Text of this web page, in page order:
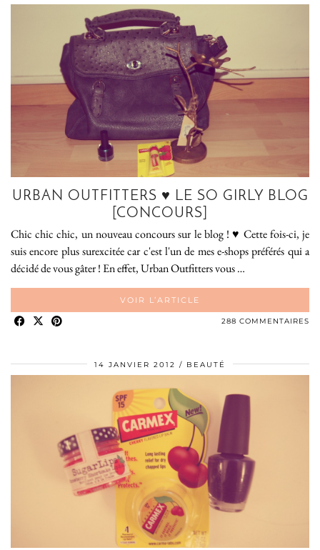
URBAN OUTFITTERS ♥ LE SO GIRLY BLOG
[CONCOURS]
Chic chic chic, un nouveau concours sur le blog ! ♥ Cette fois-ci, je
suis encore plus surexcitée car c'est l'un de mes e-shops préférés qui a
décidé de vous gâter ! En effet, Urban Outfitters vous …
VOIR L’ARTICLE
288 COMMENTAIRES
14 JANVIER 2012 BEAUTÉ